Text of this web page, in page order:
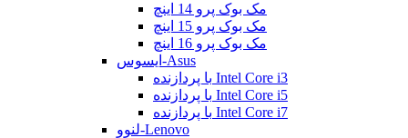
مک بوک پرو 14 اینچ
مک بوک پرو 15 اینچ
مک بوک پرو 16 اینچ
ایسوس-Asus
با پردازنده Intel Core i3
با پردازنده Intel Core i5
با پردازنده Intel Core i7
لنوو-Lenovo